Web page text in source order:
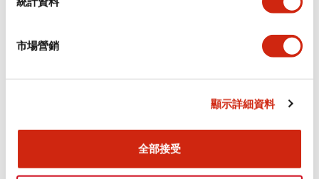
市場營銷
顯示詳細資料
全部接受